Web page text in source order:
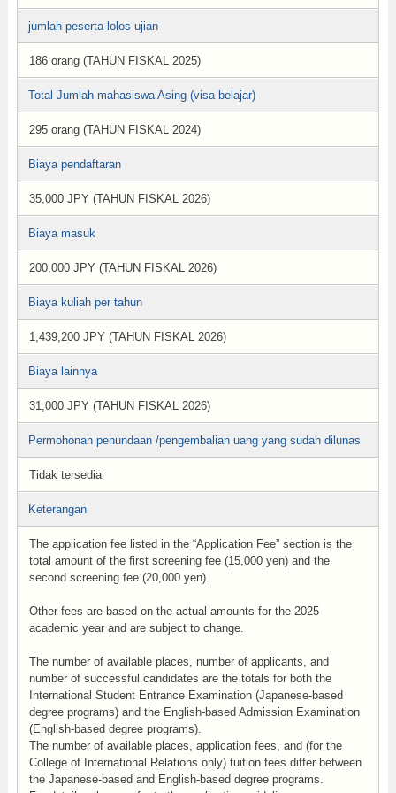
jumlah peserta lolos ujian
186 orang (TAHUN FISKAL 2025)
Total Jumlah mahasiswa Asing (visa belajar)
295 orang (TAHUN FISKAL 2024)
Biaya pendaftaran
35,000 JPY (TAHUN FISKAL 2026)
Biaya masuk
200,000 JPY (TAHUN FISKAL 2026)
Biaya kuliah per tahun
1,439,200 JPY (TAHUN FISKAL 2026)
Biaya lainnya
31,000 JPY (TAHUN FISKAL 2026)
Permohonan penundaan /pengembalian uang yang sudah dilunas
Tidak tersedia
Keterangan
The application fee listed in the “Application Fee” section is the
total amount of the first screening fee (15,000 yen) and the
second screening fee (20,000 yen).
Other fees are based on the actual amounts for the 2025
academic year and are subject to change.
The number of available places, number of applicants, and
number of successful candidates are the totals for both the
International Student Entrance Examination (Japanese-based
degree programs) and the English-based Admission Examination
(English-based degree programs).
The number of available places, application fees, and (for the
College of International Relations only) tuition fees differ between
the Japanese-based and English-based degree programs.